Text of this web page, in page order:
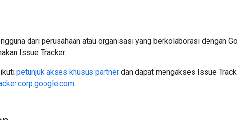
dari perusahaan atau organisasi yang berkolaborasi dengan
Issue Tracker.
petunjuk akses khusus partner dan dapat mengakses Issue